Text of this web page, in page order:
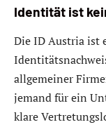
Identität ist
Die ID Austria ist
allgemeiner
jemand für ein
klare